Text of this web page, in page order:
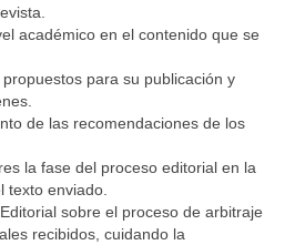
académico en el contenido que se
para su publicación y
de las recomendaciones de los
la fase del proceso editorial en la
texto enviado.
sobre el proceso de arbitraje
recibidos, cuidando la